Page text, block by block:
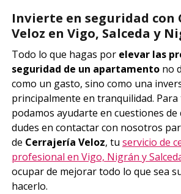
Invierte en seguridad con
Veloz en Vigo, Salceda y
Todo lo que hagas por elevar las
seguridad de un apartamentono
como un gasto, sino como una
principalmente en tranquilidad.
podamos ayudarte en cuestiones
dudes en contactar con nosotros
de Cerrajería Veloz, tu servicio de
profesional en Vigo, Nigrán y
ocupar de mejorar todo lo que sea
hacerlo.